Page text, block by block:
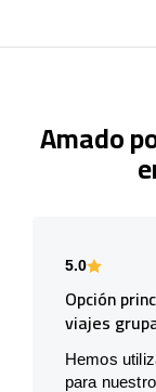
Amado
5.0
Opción
viajes
Hemos
para